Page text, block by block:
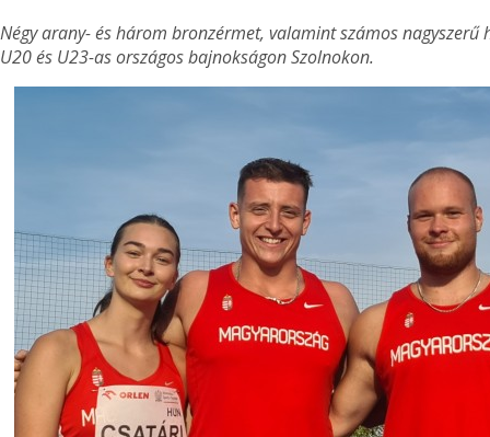
Négy arany- és három bronzérmet, valamint számos nagyszerű
U20 és U23-as országos bajnokságon Szolnokon.